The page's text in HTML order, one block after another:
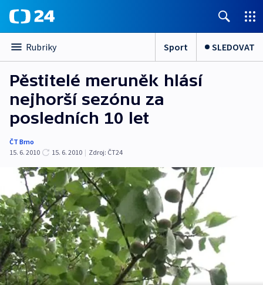
Rubriky Sport SLEDOVAT
Pěstitelé meruněk hlásí
nejhorší sezónu za
posledních 10 let
ČT Brno
15. 6. 2010
15. 6. 2010 | Zdroj: ČT24